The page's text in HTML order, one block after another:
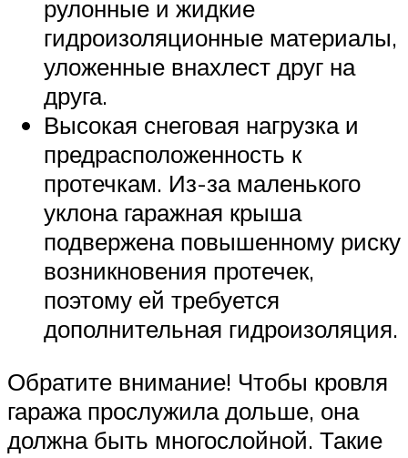
рулонные и жидкие
гидроизоляционные материалы,
уложенные внахлест друг на
друга.
Высокая снеговая нагрузка и
предрасположенность к
протечкам. Из-за маленького
уклона гаражная крыша
подвержена повышенному риску
возникновения протечек,
поэтому ей требуется
дополнительная гидроизоляция.
Обратите внимание! Чтобы кровля
гаража прослужила дольше, она
должна быть многослойной. Такие